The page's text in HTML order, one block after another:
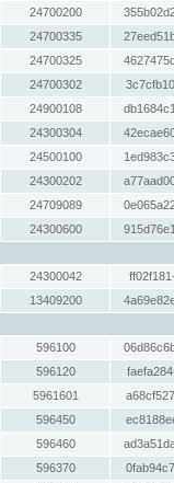
24700200
24700335
24700325
24700302
24900108
24300304
24500100
24300202
24709089
24300600
24300042
13409200
596100
596120
5961601
596450
596460
596370